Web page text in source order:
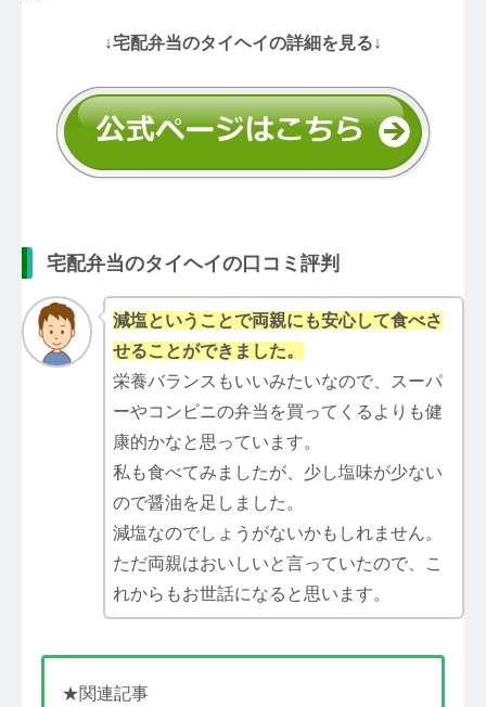
↓宅配弁当のタイヘイの詳細を見る↓
宅配弁当のタイヘイの口コミ評判
減塩ということで両親にも安心して食べさ
せることができました。
栄養バランスもいいみたいなので、スーパ
ーやコンビニの弁当を買ってくるよりも健
康的かなと思っています。
私も食べてみましたが、少し塩味が少ない
ので醤油を足しました。
減塩なのでしょうがないかもしれません。
ただ両親はおいしいと言っていたので、こ
れからもお世話になると思います。
★関連記事